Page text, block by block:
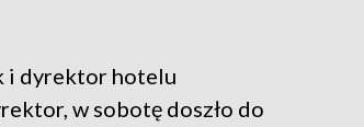
i dyrektor hotelu
w sobotę doszło do